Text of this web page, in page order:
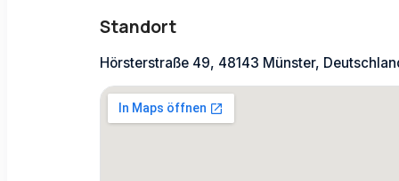
Standort
Hörsterstraße 49, 48143 Münster,